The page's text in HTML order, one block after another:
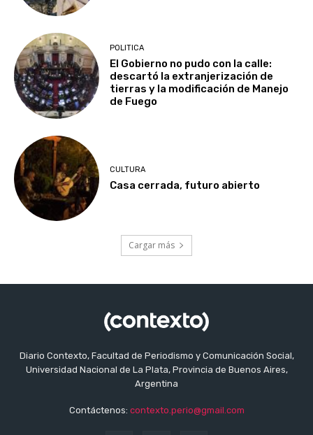
POLITICA
El Gobierno no pudo con la calle:
descartó la extranjerización de
tierras y la modificación de Manejo
de Fuego
CULTURA
Casa cerrada, futuro abierto
Cargar más
Diario Contexto, Facultad de Periodismo y Comunicación Social,
Universidad Nacional de La Plata, Provincia de Buenos Aires,
Argentina
Contáctenos: contexto.perio@gmail.com